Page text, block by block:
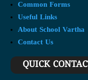
Common Forms
Useful Links
About School Vartha
Contact Us
QUICK